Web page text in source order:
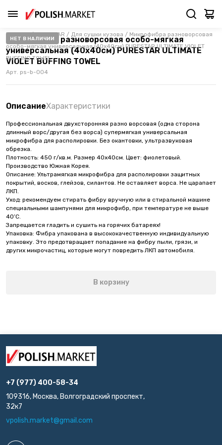
Каталог/PURESTAR / Для сушки кузова / Микрофибра разноворсовая
особо-мягкая универсальная (40х40см) PURESTAR ULTIMATE VIOLET
BUFFING TOWEL
НЕТ В НАЛИЧИИ
Микрофибра разноворсовая особо-мягкая
универсальная (40х40см) PURESTAR ULTIMATE
VIOLET BUFFING TOWEL
Арт. ps-b-004
ОписаниеХарактеристики
Профессиональная двухсторонняя разно ворсовая (одна сторона
длинный ворс/другая без ворса) супермягкая универсальная
микрофибра для располировки. Без окантовки, ультразвуковая
обрезка.
Плотность: 450 г/кв.м. Размер 40х40см. Цвет: фиолетовый.
Производство Южная Корея.
Описание: Ультрамягкая микрофибра для располировки защитных
покрытий, восков, глейзов, силантов. Не оставляет ворса. Не царапает
ЛКП.
Уход: рекомендуем стирать фибру вручную или в стиральной машине
специальными шампунями для микрофибр, при температуре не выше
40’С.
Запрещается гладить и сушить на горячих батареях!
Упаковка: Фибра упакована в высококачественную индивидуальную
упаковку. Это предотвращает попадание на фибру пыли, грязи, и
других микрочастиц, которые могут повредить ЛКП автомобиля.
В корзину
+7 (977) 400-58-34
109316, Москва, Волгоградский проспект,
32к7
vpolish.market@gmail.com